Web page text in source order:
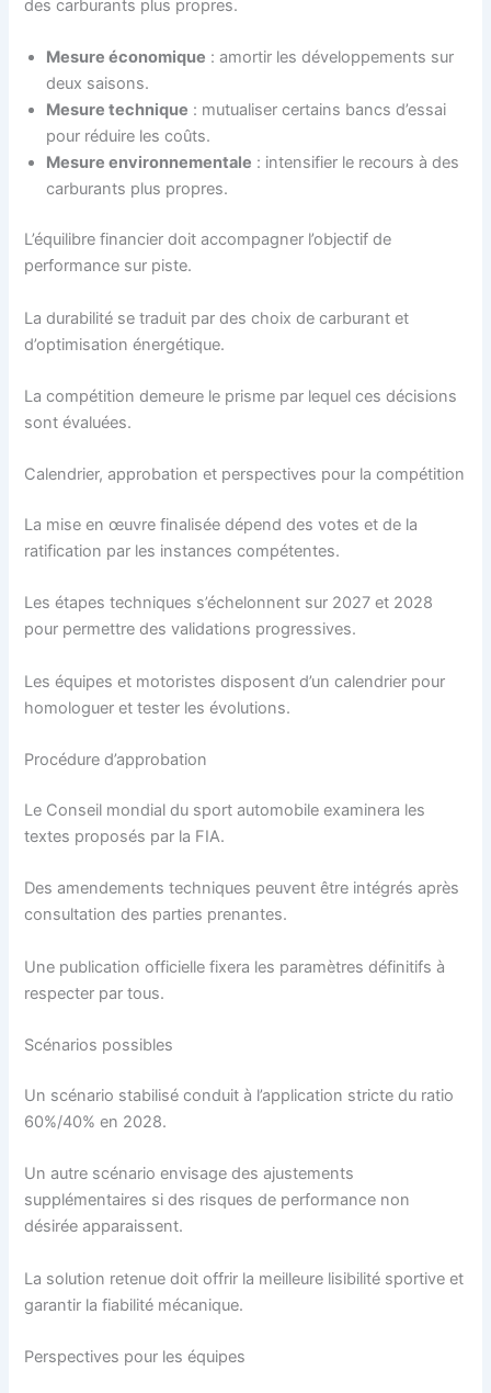
des carburants plus propres.
Mesure économique : amortir les développements sur
deux saisons.
Mesure technique : mutualiser certains bancs d’essai
pour réduire les coûts.
Mesure environnementale : intensifier le recours à des
carburants plus propres.
L’équilibre financier doit accompagner l’objectif de
performance sur piste.
La durabilité se traduit par des choix de carburant et
d’optimisation énergétique.
La compétition demeure le prisme par lequel ces décisions
sont évaluées.
Calendrier, approbation et perspectives pour la compétition
La mise en œuvre finalisée dépend des votes et de la
ratification par les instances compétentes.
Les étapes techniques s’échelonnent sur 2027 et 2028
pour permettre des validations progressives.
Les équipes et motoristes disposent d’un calendrier pour
homologuer et tester les évolutions.
Procédure d’approbation
Le Conseil mondial du sport automobile examinera les
textes proposés par la FIA.
Des amendements techniques peuvent être intégrés après
consultation des parties prenantes.
Une publication officielle fixera les paramètres définitifs à
respecter par tous.
Scénarios possibles
Un scénario stabilisé conduit à l’application stricte du ratio
60%/40% en 2028.
Un autre scénario envisage des ajustements
supplémentaires si des risques de performance non
désirée apparaissent.
La solution retenue doit offrir la meilleure lisibilité sportive et
garantir la fiabilité mécanique.
Perspectives pour les équipes